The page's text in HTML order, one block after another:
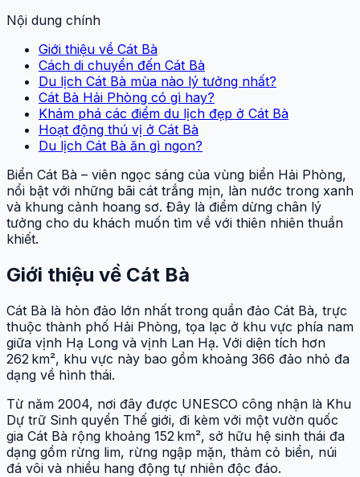
Nội dung chính
Giới thiệu về Cát Bà
Cách di chuyển đến Cát Bà
Du lịch Cát Bà mùa nào lý tưởng nhất?
Cát Bà Hải Phòng có gì hay?
Khám phá các điểm du lịch đẹp ở Cát Bà
Hoạt động thú vị ở Cát Bà
Du lịch Cát Bà ăn gì ngon?
Biển Cát Bà – viên ngọc sáng của vùng biển Hải Phòng,
nổi bật với những bãi cát trắng mịn, làn nước trong xanh
và khung cảnh hoang sơ. Đây là điểm dừng chân lý
tưởng cho du khách muốn tìm về với thiên nhiên thuần
khiết.
Giới thiệu về Cát Bà
Cát Bà là hòn đảo lớn nhất trong quần đảo Cát Bà, trực
thuộc thành phố Hải Phòng, tọa lạc ở khu vực phía nam
giữa vịnh Hạ Long và vịnh Lan Hạ. Với diện tích hơn
262 km², khu vực này bao gồm khoảng 366 đảo nhỏ đa
dạng về hình thái.
Từ năm 2004, nơi đây được UNESCO công nhận là Khu
Dự trữ Sinh quyển Thế giới, đi kèm với một vườn quốc
gia Cát Bà rộng khoảng 152 km², sở hữu hệ sinh thái đa
dạng gồm rừng lim, rừng ngập mặn, thảm cỏ biển, núi
đá vôi và nhiều hang động tự nhiên độc đáo.